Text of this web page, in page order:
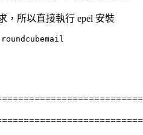
，所以直接執行 epel 安裝